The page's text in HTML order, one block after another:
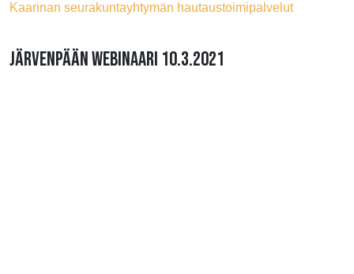
Kaarinan seurakuntayhtymän hautaustoimipalvelut
JÄRVENPÄÄN WEBINAARI 10.3.2021